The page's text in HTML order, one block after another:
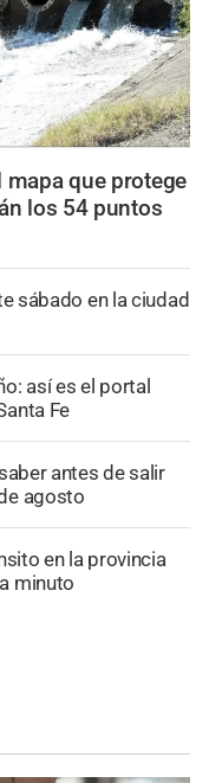
mapa que protege
los 54 puntos
sábado en la ciudad
así es el portal
Fe
antes de salir
agosto
en la provincia
minuto